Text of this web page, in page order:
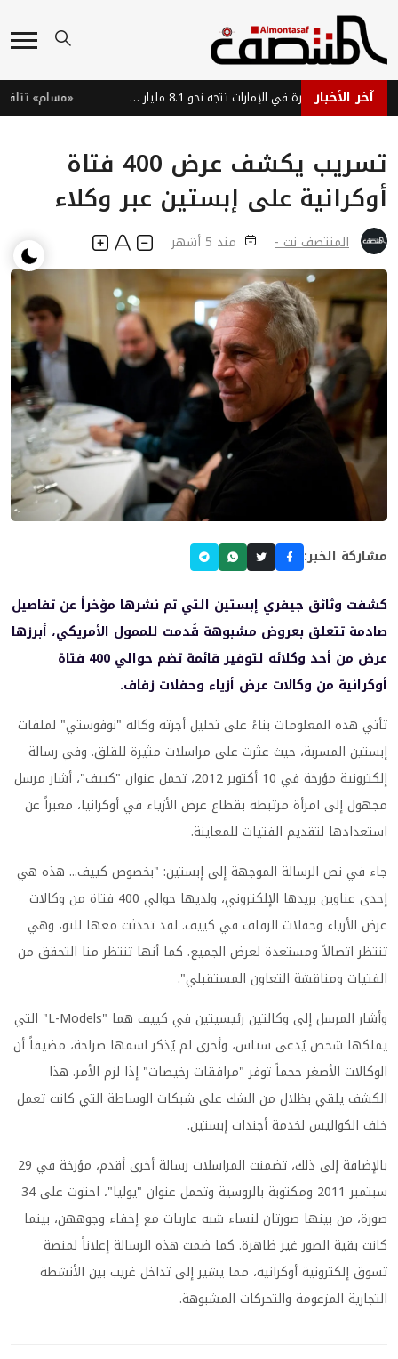
آخر الأخبار سوق السيارات الفاخرة في الإمارات تتجه نحو 8.1 مليار دولار بحلول 2035 «مسام» تتلف 1861 لغماً وذخيرة في ميدي اليمنية
تسريب يكشف عرض 400 فتاة
أوكرانية على إبستين عبر وكلاء
المنتصف نت - منذ 5 أشهر
مشاركة الخبر:
كشفت وثائق جيفري إبستين التي تم نشرها مؤخراً عن تفاصيل
صادمة تتعلق بعروض مشبوهة قُدمت للممول الأمريكي، أبرزها
عرض من أحد وكلائه لتوفير قائمة تضم حوالي 400 فتاة
أوكرانية من وكالات عرض أزياء وحفلات زفاف.
تأتي هذه المعلومات بناءً على تحليل أجرته وكالة "نوفوستي" لملفات
إبستين المسربة، حيث عثرت على مراسلات مثيرة للقلق. وفي رسالة
إلكترونية مؤرخة في 10 أكتوبر 2012، تحمل عنوان "كييف"، أشار مرسل
مجهول إلى امرأة مرتبطة بقطاع عرض الأزياء في أوكرانيا، معبراً عن
استعدادها لتقديم الفتيات للمعاينة.
جاء في نص الرسالة الموجهة إلى إبستين: "بخصوص كييف... هذه هي
إحدى عناوين بريدها الإلكتروني، ولديها حوالي 400 فتاة من وكالات
عرض الأزياء وحفلات الزفاف في كييف. لقد تحدثت معها للتو، وهي
تنتظر اتصالاً ومستعدة لعرض الجميع. كما أنها تنتظر منا التحقق من
الفتيات ومناقشة التعاون المستقبلي".
وأشار المرسل إلى وكالتين رئيسيتين في كييف هما "L-Models" التي
يملكها شخص يُدعى ستاس، وأخرى لم يُذكر اسمها صراحة، مضيفاً أن
الوكالات الأصغر حجماً توفر "مرافقات رخيصات" إذا لزم الأمر. هذا
الكشف يلقي بظلال من الشك على شبكات الوساطة التي كانت تعمل
خلف الكواليس لخدمة أجندات إبستين.
بالإضافة إلى ذلك، تضمنت المراسلات رسالة أخرى أقدم، مؤرخة في 29
سبتمبر 2011 ومكتوبة بالروسية وتحمل عنوان "يوليا"، احتوت على 34
صورة، من بينها صورتان لنساء شبه عاريات مع إخفاء وجوههن، بينما
كانت بقية الصور غير ظاهرة. كما ضمت هذه الرسالة إعلاناً لمنصة
تسوق إلكترونية أوكرانية، مما يشير إلى تداخل غريب بين الأنشطة
التجارية المزعومة والتحركات المشبوهة.